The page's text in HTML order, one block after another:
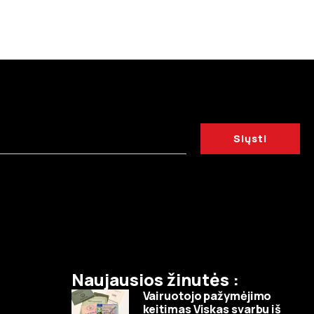
Siųsti
Naujausios žinutės :
Vairuotojo pažymėjimo
keitimas Viskas svarbu iš